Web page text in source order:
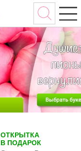
ОТКРЫТКА
В ПОДАРОК